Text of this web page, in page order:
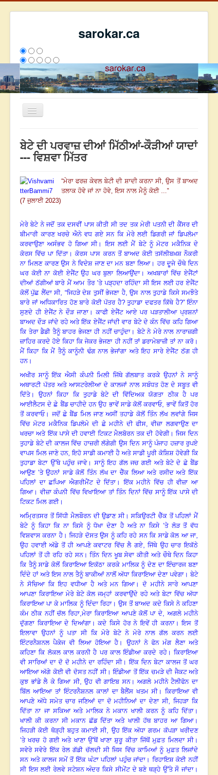
sarokar.ca
Toggle
ਰਚਨਾਵਾਂ
ਸੰਪਰਕ
We have 65 guests and no members online
ਬੇਟੇ ਦੀ ਪਰਵਾਜ਼ ਦੀਆਂ ਮਿੱਠੀਆਂ-ਕੌੜੀਆਂ ਯਾਦਾਂ
--- ਵਿਸ਼ਵਾ ਮਿੱਤਰ
“ਮੇਰਾ ਫਰਜ਼ ਕੇਵਲ ਬੇਟੀ ਦੀ ਸ਼ਾਦੀ ਕਰਨਾ ਸੀ, ਉਸ ਤੋਂ ਬਾਅਦ
ਤਲਾਕ ਹੋਵੇ ਜਾਂ ਨਾ ਹੋਵੇ, ਇਸ ਨਾਲ ਮੈਨੂੰ ਕੋਈ ...”
(7 ਜੁਲਾਈ 2023)
ਮੇਰੇ ਬੇਟੇ ਨੇ ਜਦੋਂ ਤਕ ਦਸਵੀਂ ਪਾਸ ਕੀਤੀ ਸੀ ਤਦ ਤਕ ਮੇਰੀ ਪਤਨੀ ਦੀ ਕੈਂਸਰ ਦੀ
ਬੀਮਾਰੀ ਕਾਰਣ ਖਰਚੇ ਐਨੇ ਵਧ ਗਏ ਸਨ ਕਿ ਮੇਰੇ ਲਈ ਡਿਗਰੀ ਜਾਂ ਡਿਪਲੋਮਾ
ਕਰਵਾਉਣਾ ਅਸੰਭਵ ਹੋ ਗਿਆ ਸੀ।ਇਸ ਲਈ ਮੈਂ ਬੇਟੇ ਨੂੰ ਮੋਟਰ ਮਕੈਨਿਕ ਦੇ
ਕੋਰਸ ਵਿੱਚ ਪਾ ਦਿੱਤਾ ।ਕੋਰਸ ਪਾਸ ਕਰਨ ਤੋਂ ਬਾਅਦ ਕੋਈ ਤਸੱਲੀਬਖ਼ਸ਼ ਨੌਕਰੀ
ਨਾ ਮਿਲਣ ਕਾਰਣ ਉਸ ਨੇ ਵਿਦੇਸ਼ ਜਾਣ ਦਾ ਮਨ ਬਣਾ ਲਿਆ। ਹਰ ਦੂਜੇ ਚੌਥੇ ਦਿਨ
ਘਰ ਕੋਈ ਨਾ ਕੋਈ ਏਜੈਂਟ ਉਹ ਘਰ ਬੁਲਾ ਲਿਆਉਂਦਾ । ਅਖਬਾਰਾਂ ਵਿੱਚ ਏਜੈਂਟਾਂ
ਦੀਆਂ ਠੱਗੀਆਂ ਬਾਰੇ ਮੈਂ ਆਮ ਤੌਰ ’ਤੇ ਪੜ੍ਹਦਾ ਰਹਿੰਦਾ ਸੀ ਇਸ ਲਈ ਹਰ ਏਜੈਂਟ
ਕੋਲੋਂ ਪੁੱਛ ਲੈਂਦਾ ਸੀ, “ਜਿਹੜੇ ਦੇਸ਼ ਤੁਸੀਂ ਭੇਜਣਾ ਹੈ, ਉਸ ਨਾਲ ਤੁਹਾਡੇ ਕਿਸੇ ਸਮਝੌਤੇ
ਬਾਰੇ ਜਾਂ ਅਧਿਕਾਰਿਤ ਹੋਣ ਬਾਰੇ ਕੋਈ ਪੱਤਰ ਹੈ? ਤੁਹਾਡਾ ਦਫਤਰ ਕਿੱਥੇ ਹੈ?”ਇੰਨਾ
ਸੁਣਦੇ ਹੀ ਏਜੈਂਟ ਨੇ ਦੌੜ ਜਾਣਾ । ਕਾਫੀ ਏਜੈਂਟ ਆਏ ਪਰ ਪੜਤਾਲੀਆ ਪ੍ਰਸ਼ਨਾਂ
ਬਾਅਦ ਦੌੜ ਜਾਂਦੇ ਰਹੇ ਅਤੇ ਇੱਕ ਏਜੈਂਟ ਜਾਂਦੀ ਵਾਰ ਬੇਟੇ ਦੇ ਕੰਨ ਵਿੱਚ ਕਹਿ ਗਿਆ
ਕਿ ਤੇਰਾ ਡੈਡੀ ਤੈਨੂੰ ਬਾਹਰ ਭੇਜਣਾ ਹੀ ਨਹੀਂ ਚਾਹੁੰਦਾ । ਬੇਟੇ ਨੇ ਮੇਰੇ ਨਾਲ ਨਾਰਾਜ਼ਗੀ
ਜ਼ਾਹਿਰ ਕਰਦੇ ਹੋਏ ਕਿਹਾ ਕਿ ਜੇਕਰ ਭੇਜਣਾ ਹੀ ਨਹੀਂ ਤਾਂ ਡਰਾਮੇਬਾਜ਼ੀ ਤਾਂ ਨਾ ਕਰੋ।
ਮੈਂ ਕਿਹਾ ਕਿ ਮੈਂ ਤੈਨੂੰ ਕਾਨੂੰਨੀ ਢੰਗ ਨਾਲ ਭੇਜਾਂਗਾ ਅਤੇ ਇਹ ਸਾਰੇ ਏਜੈਂਟ ਠੱਗ ਹੀ
ਹਨ।
ਅਖੀਰ ਸਾਨੂੰ ਇੱਕ ਐਸੀ ਕੰਪਨੀ ਮਿਲੀ ਜਿੱਥੇ ਗੱਲਬਾਤ ਕਰਕੇ ਉਹਨਾਂ ਨੇ ਸਾਨੂੰ
ਅਥਾਰਟੀ ਪੱਤਰ ਅਤੇ ਆਸਟਰੇਲੀਆ ਦੇ ਕਾਲਜਾਂ ਨਾਲ ਸਬੰਧਤ ਹੋਣ ਦੇ ਸਬੂਤ ਵੀ
ਦਿੱਤੇ।ਉਹਨਾਂ ਕਿਹਾ ਕਿ ਤੁਹਾਡੇ ਬੇਟੇ ਦੀ ਵਿੱਦਿਅਕ ਯੋਗਤਾ ਠੀਕ ਹੈ ਪਰ
ਆਈਲੈਟਸ ਦੇ ਛੇ ਬੈਂਡ ਚਾਹੀਦੇ ਹਨ ਉਹ ਭਾਵੇਂ ਸਾਡੇ ਕੋਲੋਂ ਕਰਵਾਓ, ਭਾਵੇਂ ਕਿਤੋਂ ਹੋਰ
ਤੋਂ ਕਰਵਾਓ। ਜਦੋਂ ਛੇ ਬੈਂਡ ਮਿਲ ਜਾਣ ਅਸੀਂ ਤਹਾਡੇ ਕੋਲੋਂ ਤਿੰਨ ਲੱਖ ਲਵਾਂਗੇ ਜਿਸ
ਵਿੱਚ ਮੋਟਰ ਮਕੈਨਿਕ ਡਿਪਲੋਮੇ ਦੀ ਛੇ ਮਹੀਨੇ ਦੀ ਫੀਸ,ਵੀਜ਼ਾ ਲਗਵਾਉਣ ਦਾ
ਖਰਚਾ ਅਤੇ ਇੱਕ ਪਾਸੇ ਦੀ ਹਵਾਈ ਟਿਕਟ ਮੈਲਬੋਰਨ ਤਕ ਦੀ ਹੋਵੇਗੀ। ਜਿਸ ਦਿਨ
ਤੁਹਾਡੇ ਬੇਟੇ ਦੀ ਕਾਲਜ ਵਿੱਚ ਹਾਜ਼ਰੀ ਲੱਗੇਗੀ ਉਸ ਦਿਨ ਸਾਨੂੰ ਪੰਜਾਹ ਹਜ਼ਾਰ ਰੁਪਏ
ਵਾਪਸ ਮਿਲ ਜਾਣੇ ਹਨ,ਇਹੋ ਸਾਡੀ ਕਮਾਈ ਹੈ ਅਤੇ ਸਾਡੀ ਪੂਰੀ ਕੋਸ਼ਿਸ਼ ਹੋਵੇਗੀ ਕਿ
ਤੁਹਾਡਾ ਬੇਟਾ ਉੱਥੇ ਪਹੁੰਚ ਜਾਵੇ। ਸਾਨੂੰ ਇਹ ਗੱਲ ਜਚ ਗਈ ਅਤੇ ਬੇਟੇ ਦੇ ਛੇ ਬੈਂਡ
ਆਉਣ ’ਤੇ ਉਹਨਾਂ ਸਾਡੇ ਕੋਲੋਂ ਤਿੰਨ ਲੱਖ ਦਾ ਚੈੱਕ ਲਿਆ ਅਤੇ ਰਸੀਦ ਅਤੇ ਇੱਕ
ਪਹਿਲਾਂ ਦਾ ਛਪਿਆ ਐਗਰੀਮੈਂਟ ਦੇ ਦਿੱਤਾ ।ਇੱਕ ਮਹੀਨੇ ਵਿੱਚ ਹੀ ਵੀਜ਼ਾ ਆ
ਗਿਆ। ਵੀਜ਼ਾ ਕੰਪਨੀ ਵਿੱਚ ਵਿਖਾਇਆ ਤਾਂ ਤਿੰਨ ਦਿਨਾਂ ਵਿੱਚ ਸਾਨੂੰ ਇੱਕ ਪਾਸੇ ਦੀ
ਟਿਕਟ ਮਿਲ ਗਈ।
ਅਮ੍ਰਿਤਸਰ ਤੋਂ ਸਿੱਧੀ ਮੈਲਬੌਰਨ ਦੀ ਉਡਾਣ ਸੀ।ਸਕਿਉਰਟੀ ਚੈੱਕ ਤੋਂ ਪਹਿਲਾਂ ਮੈਂ
ਬੇਟੇ ਨੂੰ ਕਿਹਾ ਕਿ ਨਾ ਕਿਸੇ ਨੂੰ ਧੋਖਾ ਦੇਣਾ ਹੈ ਅਤੇ ਨਾ ਕਿਸੇ ’ਤੇ ਲੋੜ ਤੋਂ ਵੱਧ
ਵਿਸ਼ਵਾਸ ਕਰਨਾ ਹੈ।ਜਿਹੜੇ ਦੋਸਤ ਉਸ ਨੂੰ ਕਹਿ ਰਹੇ ਸਨ ਕਿ ਸਾਡੇ ਕੋਲ ਆ ਜਾ,
ਉਹ ਹਵਾਈ ਅੱਡੇ ਤੋਂ ਹੀ ਆਪਣੇ ਕਵਾਟਰ ਵਿੱਚ ਲੈ ਗਏ, ਜਿੱਥੇ ਉਹ ਚਾਰ ਇਕੱਠੇ
ਪਹਿਲਾਂ ਤੋਂ ਹੀ ਰਹਿ ਰਹੇ ਸਨ।ਤਿੰਨ ਦਿਨ ਖੂਬ ਸੇਵਾ ਕੀਤੀ ਅਤੇ ਚੌਥੇ ਦਿਨ ਕਿਹਾ
ਕਿ ਤੈਨੂੰ ਸਾਡੇ ਕੋਲੋਂ ਕਿਰਾਇਆ ਇਕੱਠਾ ਕਰਕੇ ਮਾਲਿਕ ਨੂੰ ਦੇਣ ਦਾ ਇੰਚਾਰਜ ਬਣਾ
ਦਿੰਦੇ ਹਾਂ ਅਤੇ ਇਸ ਨਾਲ ਤੈਨੂੰ ਬਾਕੀਆਂ ਨਾਲੋਂ ਅੱਧਾ ਕਿਰਾਇਆ ਦੇਣਾ ਪਵੇਗਾ । ਬੇਟੇ
ਨੇ ਸੋਚਿਆ ਕਿ ਇਹ ਵਧੀਆ ਹੈ ਅਤੇ ਮਨ ਗਿਆ।ਦੋ ਮਹੀਨੇ ਸਾਰੇ ਆਪਣਾ
ਆਪਣਾ ਕਿਰਾਇਆ ਮੇਰੇ ਬੇਟੇ ਕੋਲ ਜਮ੍ਹਾਂ ਕਰਵਾਉਂਦੇ ਰਹੇ ਅਤੇ ਬੇਟਾ ਵਿੱਚ ਅੱਧਾ
ਕਿਰਾਇਆ ਪਾ ਕੇ ਮਾਲਿਕ ਨੂੰ ਦਿੰਦਾ ਰਿਹਾ।ਉਸ ਤੋਂ ਬਾਅਦ ਕਦੇ ਕਿਸੇ ਨੇ ਕਹਿਣਾ
ਕੰਮ ਠੀਕ ਨਹੀਂ ਚੱਲ ਰਿਹਾ,ਮੇਰਾ ਕਿਰਾਇਆ ਆਪਣੇ ਕੋਲੋਂ ਪਾ ਦੇ, ਅਗਲੇ ਮਹੀਨੇ
ਦੁੱਗਣਾ ਕਿਰਾਇਆ ਦੇ ਦਿਆਂਗਾ।ਕਦੇ ਕਿਸੇ ਹੋਰ ਨੇ ਇਵੇਂ ਹੀ ਕਰਨਾ।ਇਸ ਤੋਂ
ਇਲਾਵਾ ਉਹਨਾਂ ਨੂੰ ਪਤਾ ਸੀ ਕਿ ਮੇਰੇ ਬੇਟੇ ਨੇ ਮੇਰੇ ਨਾਲ ਗੱਲ ਕਰਨ ਲਈ
ਇੰਟਰਨੈਸ਼ਨਲ ਪੈਕੇਜ ਵੀ ਲਿਆ ਹੋਇਆ ਹੈ । ਉਹਨਾਂ ਨੇ ਫੋਨ ਮੰਗ ਲੈਣਾ ਅਤੇ
ਕਹਿਣਾ ਕਿ ਲੋਕਲ ਕਾਲ ਕਰਨੀ ਹੈ ਪਰ ਕਾਲ ਇੰਡੀਆ ਕਰਦੇ ਰਹੇ।ਕਿਰਾਇਆ
ਵੀ ਸਾਰਿਆਂ ਦਾ ਦੋ ਦੋ ਮਹੀਨੇ ਦਾ ਰਹਿੰਦਾ ਸੀ।ਇੱਕ ਦਿਨ ਬੇਟਾ ਕਾਲਜ ਤੋਂ ਘਰ
ਆਇਆ ਅੱਗੇ ਕੋਈ ਵੀ ਦੋਸਤ ਨਹੀਂ ਸੀ।ਇੰਡੀਆ ਤੋਂ ਇੱਕ ਚਮੜੇ ਦੀ ਜੈਕਟ ਅਤੇ
ਕੁਝ ਭਾਂਡੇ ਲੈ ਕੇ ਗਿਆ ਸੀ, ਉਹ ਵੀ ਗਾਇਬ ਸਨ।ਅਗਲੇ ਮਹੀਨੇ ਟੈਲੀਫੋਨ ਦਾ
ਬਿੱਲ ਆਇਆ ਤਾਂ ਇੰਟਰਨੈਸ਼ਨਲ ਕਾਲਾਂ ਦਾ ਬੈਲੈਂਸ ਖਤਮ ਸੀ।ਕਿਰਾਇਆ ਵੀ
ਆਪਣੇ ਅੱਧੇ ਸਮੇਤ ਚਾਰ ਜਣਿਆਂ ਦਾ ਦੋ ਮਹੀਨਿਆਂ ਦਾ ਦੇਣਾ ਸੀ, ਜਿਹੜਾ ਕਿ
ਦਿੱਤਾ ਨਾ ਜਾ ਸਕਿਆ ਅਤੇ ਮਾਲਿਕ ਨੇ ਮਕਾਨ ਖਾਲੀ ਕਰਨ ਨੂੰ ਕਹਿ ਦਿੱਤਾ ।
ਖਾਲੀ ਕੀ ਕਰਨਾ ਸੀ ਮਕਾਨ ਛੱਡ ਦਿੱਤਾ ਅਤੇ ਖਾਲੀ ਹੱਥ ਬਾਹਰ ਆ ਗਿਆ।
ਜਿਹੜੀ ਕੋਈ ਥੋੜ੍ਹੀ ਬਹੁਤ ਕਮਾਈ ਸੀ, ਉਹ ਇੱਕ ਅੱਧਾ ਗਰਮ ਕੱਪੜਾ ਖਰੀਦਣ
’ਤੇ ਖਰਚ ਹੋ ਗਈ ਅਤੇ ਖਾਣਾ ਉੱਥੋਂ ਖਾਣਾ ਸ਼ੁਰੂ ਕੀਤਾ ਜਿੱਥੋਂ ਮੁਫ਼ਤ ਮਿਲਦਾ ਸੀ।
ਸਵੇਰੇ ਸਵੇਰੇ ਇੱਕ ਰੇਲ ਗੱਡੀ ਚੱਲਦੀ ਸੀ ਜਿਸ ਵਿੱਚ ਕਾਮਿਆਂ ਨੂੰ ਮੁਫ਼ਤ ਲਿਜਾਂਦੇ
ਸਨ ਅਤੇ ਕਾਲਜ ਸਮੇਂ ਤੋਂ ਇੱਕ ਘੰਟਾ ਪਹਿਲਾਂ ਪਹੁੰਚ ਜਾਂਦਾ । ਰਿਹਾਇਸ਼ ਕੋਈ ਨਹੀਂ
ਸੀ ਇਸ ਲਈ ਰੇਲਵੇ ਸਟੇਸ਼ਨ ਅੰਦਰ ਕਿਸੇ ਸੀਮੇਂਟ ਦੇ ਬਣੇ ਥੜ੍ਹੇ ਉੱਤੇ ਸੌ ਜਾਂਦਾ ।